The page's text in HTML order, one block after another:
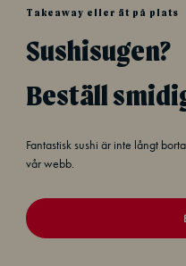
Takeaway eller ät på plats
Sushisugen?
Beställ
Fantastisk sushi är inte långt
vår webb.